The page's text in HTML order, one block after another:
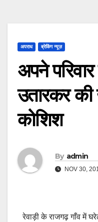
अपराध ब्रेकिंग न्यूज़
अपने
उतारकर
कोशिश
By admin
NOV 30,
रेवाड़ी के राजगढ़ गाँव